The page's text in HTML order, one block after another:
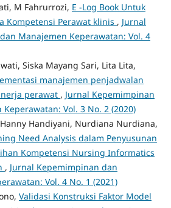
M Fahrurrozi, E -Log Book Untuk
Kompetensi Perawat klinis , Jurnal
Manajemen Keperawatan: Vol. 4
Siska Mayang Sari, Lita Lita,
manajemen penjadwalan
perawat , Jurnal Kepemimpinan
Vol. 3 No. 2 (2020)
Handiyani, Nurdiana Nurdiana,
Need Analysis dalam Penyusunan
Kompetensi Nursing Informatics
, Jurnal Kepemimpinan dan
Vol. 4 No. 1 (2021)
Validasi Konstruksi Faktor Model